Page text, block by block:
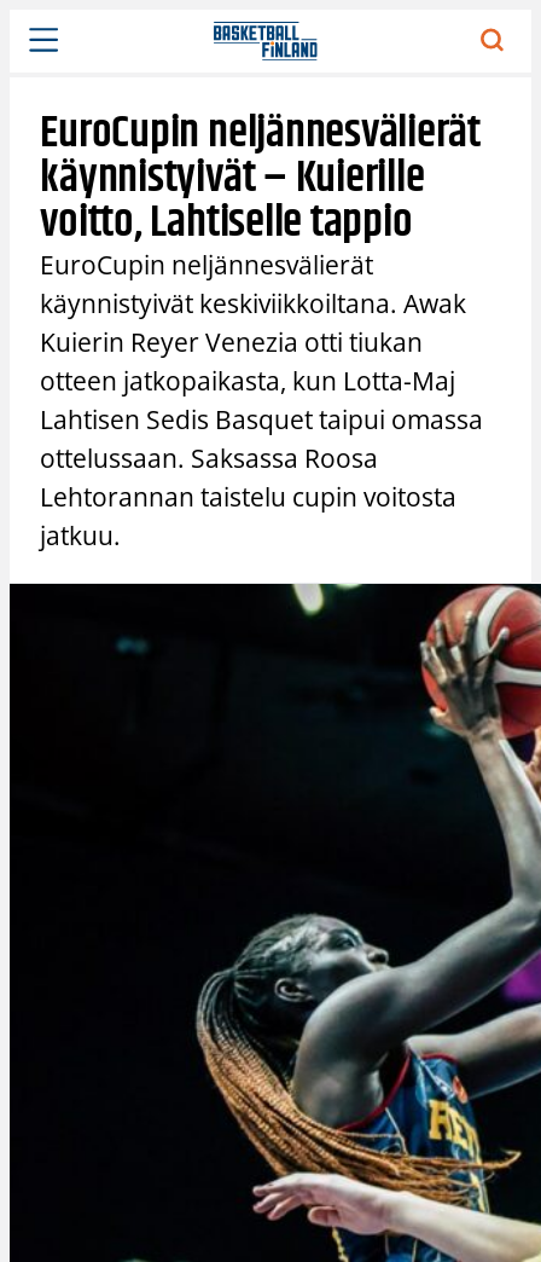
Siirry
sisältöön
EuroCupin neljännesvälierät
käynnistyivät – Kuierille
voitto, Lahtiselle tappio
EuroCupin neljännesvälierät
käynnistyivät keskiviikkoiltana. Awak
Kuierin Reyer Venezia otti tiukan
otteen jatkopaikasta, kun Lotta-Maj
Lahtisen Sedis Basquet taipui omassa
ottelussaan. Saksassa Roosa
Lehtorannan taistelu cupin voitosta
jatkuu.